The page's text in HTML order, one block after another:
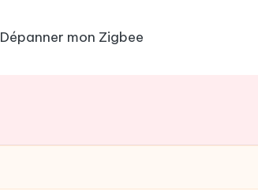
Dépanner mon Zigbee